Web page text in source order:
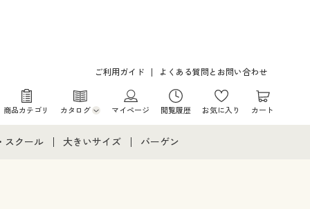
ご利用ガイド よくある質問とお問い合わせ
商品カテゴリ カタログ
カタログ・チラシからのご注文
マイページ 閲覧履歴 お気に入り カート
スクール 大きいサイズ バーゲン